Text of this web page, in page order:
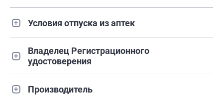
Условия отпуска из аптек
Владелец Регистрационного
удостоверения
Производитель